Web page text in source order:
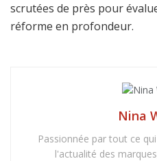
scrutées de près pour
réforme en profondeur.
Nina
Passionnée par tout ce
l'actualité des